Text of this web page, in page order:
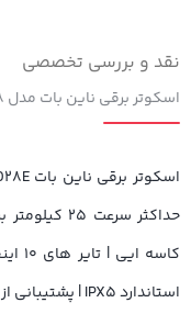
نقد و بررسی تخصصی
اسکوتر برقی ناین بات مدل D۲۸
حداکثر
استاندارد IPX۵ | پشتیبانی از سیستم شارژ سریع | داری چراغ جلو و عقب |